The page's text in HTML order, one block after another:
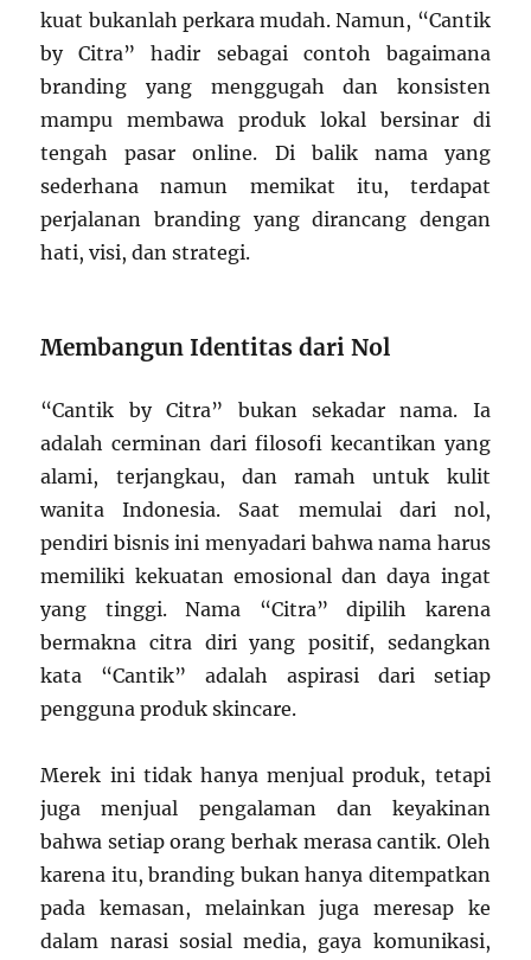
kuat bukanlah perkara mudah. Namun, “Cantik
by Citra” hadir sebagai contoh bagaimana
branding yang menggugah dan konsisten
mampu membawa produk lokal bersinar di
tengah pasar online. Di balik nama yang
sederhana namun memikat itu, terdapat
perjalanan branding yang dirancang dengan
hati, visi, dan strategi.
Membangun Identitas dari Nol
“Cantik by Citra” bukan sekadar nama. Ia
adalah cerminan dari filosofi kecantikan yang
alami, terjangkau, dan ramah untuk kulit
wanita Indonesia. Saat memulai dari nol,
pendiri bisnis ini menyadari bahwa nama harus
memiliki kekuatan emosional dan daya ingat
yang tinggi. Nama “Citra” dipilih karena
bermakna citra diri yang positif, sedangkan
kata “Cantik” adalah aspirasi dari setiap
pengguna produk skincare.
Merek ini tidak hanya menjual produk, tetapi
juga menjual pengalaman dan keyakinan
bahwa setiap orang berhak merasa cantik. Oleh
karena itu, branding bukan hanya ditempatkan
pada kemasan, melainkan juga meresap ke
dalam narasi sosial media, gaya komunikasi,